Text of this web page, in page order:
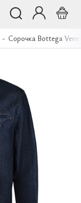
Сорочка Bottega